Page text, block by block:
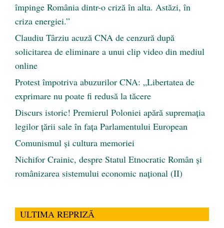
împinge România dintr-o criză în alta. Astăzi, în
criza energiei.”
Claudiu Târziu acuză CNA de cenzură după
solicitarea de eliminare a unui clip video din mediul
online
Protest împotriva abuzurilor CNA: „Libertatea de
exprimare nu poate fi redusă la tăcere
Discurs istoric! Premierul Poloniei apără supremația
legilor țării sale în fața Parlamentului European
Comunismul şi cultura memoriei
Nichifor Crainic, despre Statul Etnocratic Român şi
românizarea sistemului economic naţional (II)
ULTIMA REPRIZĂ